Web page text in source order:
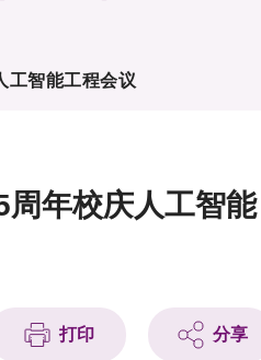
工智能工程会议
年校庆人工智能
打印 分享